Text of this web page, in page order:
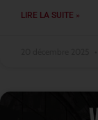
LIRE LA SUITE »